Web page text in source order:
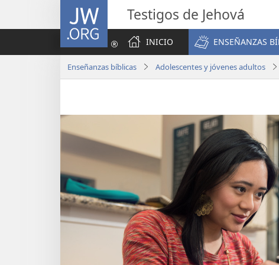
JW.ORG Testigos de Jehová
INICIO
ENSEÑANZAS
Enseñanzas bíblicas Adolescentes y jóvenes adultos